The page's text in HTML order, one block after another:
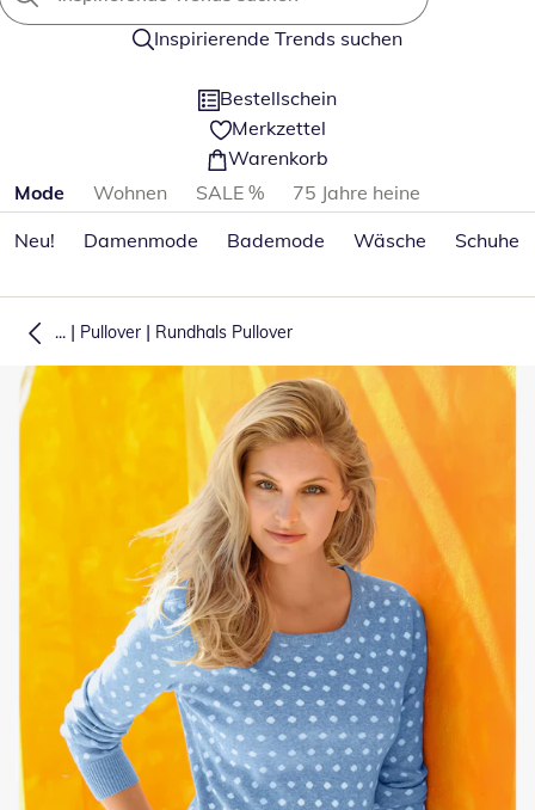
Inspirierende Trends suchen
Bestellschein
Merkzettel
Warenkorb
Produktkategorien überspringen
Mode Wohnen SALE %
75 Jahre heine
Neu!
Damenmode Bademode Wäsche Schuhe
... | Pullover | Rundhals Pullover